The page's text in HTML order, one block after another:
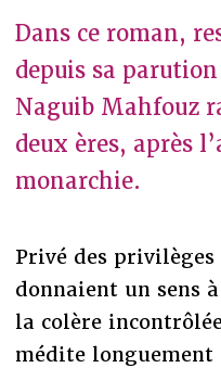
Dans ce roman,
depuis sa
Naguib Mahfouz
deux ères, après
monarchie.
Privé des
donnaient un sens
la colère
médite longuement